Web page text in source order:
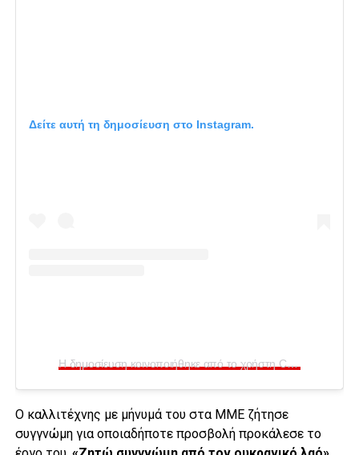
Δείτε αυτή τη δημοσίευση στο Instagram.
Η δημοσίευση κοινοποιήθηκε από το χρήστη CTO (@ctoart)
Ο καλλιτέχνης με μήνυμά του στα ΜΜΕ ζήτησε
συγγνώμη για οποιαδήποτε προσβολή προκάλεσε το